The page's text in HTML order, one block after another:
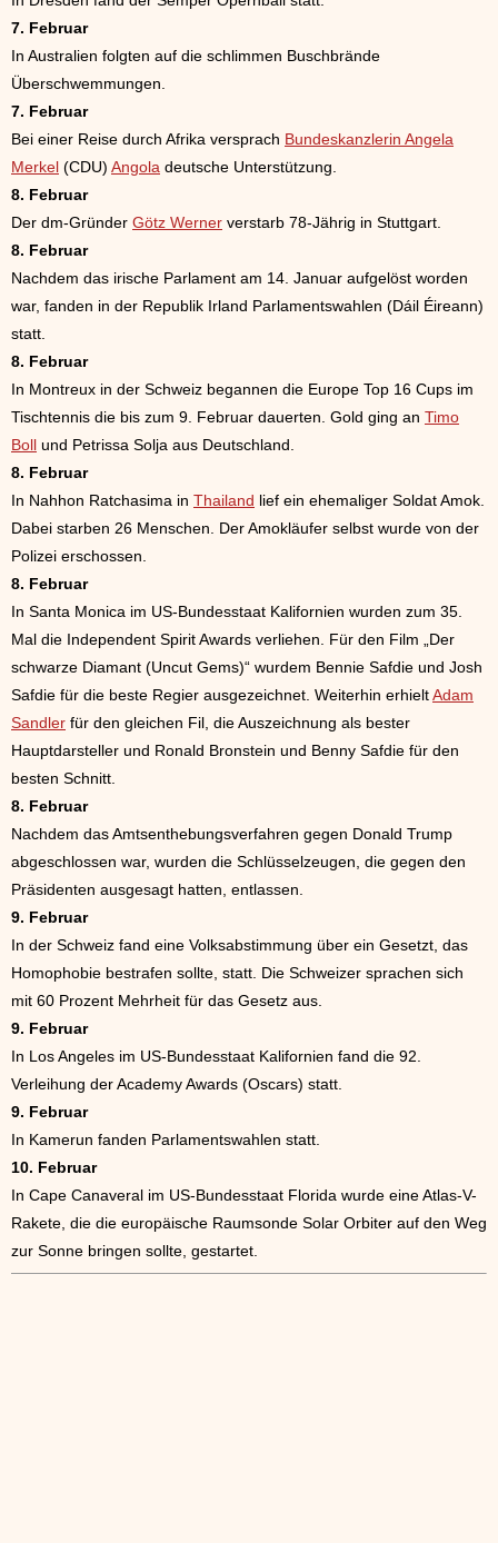
7. Februar
In Australien folgten auf die schlimmen Buschbrände
Überschwemmungen.
7. Februar
Bei einer Reise durch Afrika versprach Bundeskanzlerin Angela
Merkel (CDU) Angola deutsche Unterstützung.
8. Februar
Der dm-Gründer Götz Werner verstarb 78-Jährig in Stuttgart.
8. Februar
Nachdem das irische Parlament am 14. Januar aufgelöst worden
war, fanden in der Republik Irland Parlamentswahlen (Dáil Éireann)
statt.
8. Februar
In Montreux in der Schweiz begannen die Europe Top 16 Cups im
Tischtennis die bis zum 9. Februar dauerten. Gold ging an Timo
Boll und Petrissa Solja aus Deutschland.
8. Februar
In Nahhon Ratchasima in Thailand lief ein ehemaliger Soldat Amok.
Dabei starben 26 Menschen. Der Amokläufer selbst wurde von der
Polizei erschossen.
8. Februar
In Santa Monica im US-Bundesstaat Kalifornien wurden zum 35.
Mal die Independent Spirit Awards verliehen. Für den Film „Der
schwarze Diamant (Uncut Gems)“ wurdem Bennie Safdie und Josh
Safdie für die beste Regier ausgezeichnet. Weiterhin erhieltAdam
Sandler für den gleichen Fil, die Auszeichnung als bester
Hauptdarsteller und Ronald Bronstein und Benny Safdie für den
besten Schnitt.
8. Februar
Nachdem das Amtsenthebungsverfahren gegen Donald Trump
abgeschlossen war, wurden die Schlüsselzeugen, die gegen den
Präsidenten ausgesagt hatten, entlassen.
9. Februar
In der Schweiz fand eine Volksabstimmung über ein Gesetzt, das
Homophobie bestrafen sollte, statt. Die Schweizer sprachen sich
mit 60 Prozent Mehrheit für das Gesetz aus.
9. Februar
In Los Angeles im US-Bundesstaat Kalifornien fand die 92.
Verleihung der Academy Awards (Oscars) statt.
9. Februar
In Kamerun fanden Parlamentswahlen statt.
10. Februar
In Cape Canaveral im US-Bundesstaat Florida wurde eine Atlas-V-
Rakete, die die europäische Raumsonde Solar Orbiter auf den Weg
zur Sonne bringen sollte, gestartet.